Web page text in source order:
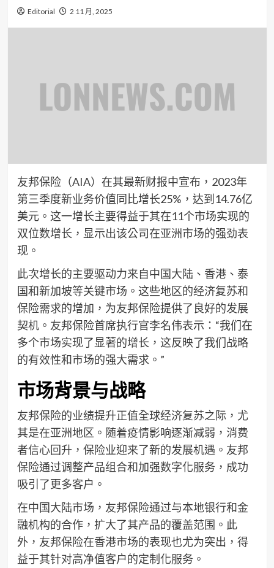
Editorial 2 11 月, 2025
友邦保险（AIA）在其最新财报中宣布，2023年
第三季度新业务价值同比增长25%，达到14.76亿
美元。这一增长主要得益于其在11个市场实现的
双位数增长，显示出该公司在亚洲市场的强劲表
现。
此次增长的主要驱动力来自中国大陆、香港、泰
国和新加坡等关键市场。这些地区的经济复苏和
保险需求的增加，为友邦保险提供了良好的发展
契机。友邦保险首席执行官李名伟表示：“我们在
多个市场实现了显著的增长，这反映了我们战略
的有效性和市场的强大需求。”
市场背景与战略
友邦保险的业绩提升正值全球经济复苏之际，尤
其是在亚洲地区。随着疫情影响逐渐减弱，消费
者信心回升，保险业迎来了新的发展机遇。友邦
保险通过调整产品组合和加强数字化服务，成功
吸引了更多客户。
在中国大陆市场，友邦保险通过与本地银行和金
融机构的合作，扩大了其产品的覆盖范围。此
外，友邦保险在香港市场的表现也尤为突出，得
益于其针对高净值客户的定制化服务。